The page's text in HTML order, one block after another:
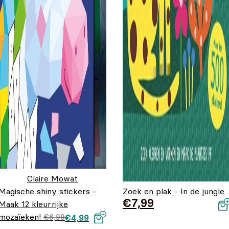
Claire Mowat
shiny stickers -
12 kleurrijke
€6,99
Oorspronkelijke
€4,99
Huidige
Zoek en plak - In de jungle
€7,99